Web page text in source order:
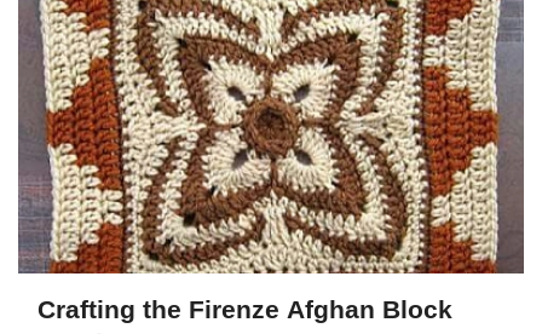
Crafting the Firenze Afghan Block